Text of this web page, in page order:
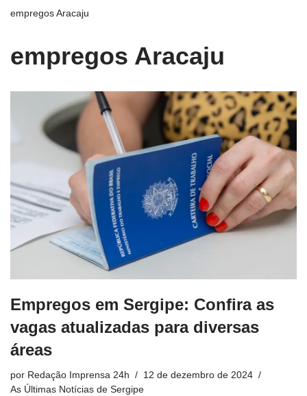
empregos Aracaju
empregos Aracaju
Empregos em Sergipe: Confira as
vagas atualizadas para diversas
áreas
por Redação Imprensa 24h
12 de dezembro de 2024
As Últimas Notícias de Sergipe